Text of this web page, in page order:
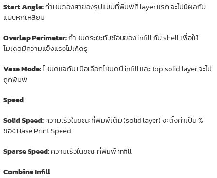
Start Angle:กำหนดองศาของรูปแบบที่พิมพ์ที่ layer แรก จะไม่มีผลกับ
แบบหกเหลี่ยม
Overlap Perimeter:กำหนดระยะทับซ้อนของ infill กับ shell เพื่อให้
โมเดลมีความแข็งแรงไม่เกิดรู
Vase Mode:โหมดแจกัน เมื่อเลือกโหมดนี้ infill และ top solid layer จะไม่
ถูกพิมพ์
Speed
Solid Speed:ความเร็วในขณะที่พิมพ์เต็ม (solid layer) จะตั้งค่าเป็น %
ของ Base Print Speed
Sparse Speed:ความเร็วในขณะที่พิมพ์ infill
Combine Infill